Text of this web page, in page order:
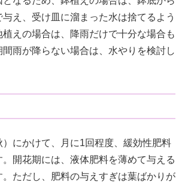
え、受け皿に溜まった水は捨てるよう
えの場合は、降雨だけで十分な場合も
雨が降らない場合は、水やりを検討し
にかけて、月に1回程度、緩効性肥料
。開花期には、液体肥料を薄めて与える
。ただし、肥料の与えすぎは葉ばかりが